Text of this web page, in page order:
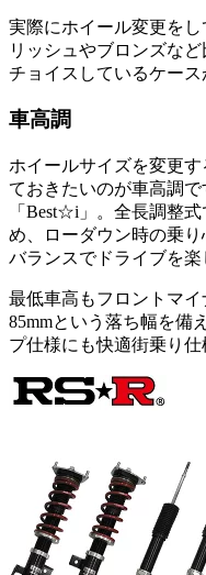
実際にホイール変更を
リッシュやブロンズな
チョイスしているケース
車高調
ホイールサイズを変更
ておきたいのが車高調
「Best☆i」。全長調整
め、ローダウン時の乗
バランスでドライブを楽
最低車高もフロントマイ
85mmという落ち幅を備
プ仕様にも快適街乗り仕